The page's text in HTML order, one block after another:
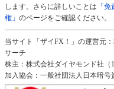
します。さらに詳しいことは 「免
権」 のページをご確認ください。
当サイト「ザイFX！」の運営元
サーチ
株主：株式会社ダイヤモンド社（
加入協会：一般社団法人日本暗号